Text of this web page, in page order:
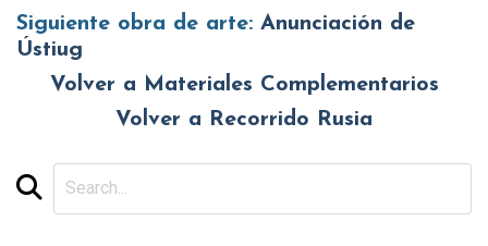
Siguiente obra de arte: Anunciación de
Ústiug
Volver a Materiales Complementarios
Volver a Recorrido Rusia